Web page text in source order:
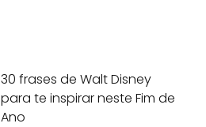
30 frases de Walt Disney
para te inspirar neste Fim de
Ano